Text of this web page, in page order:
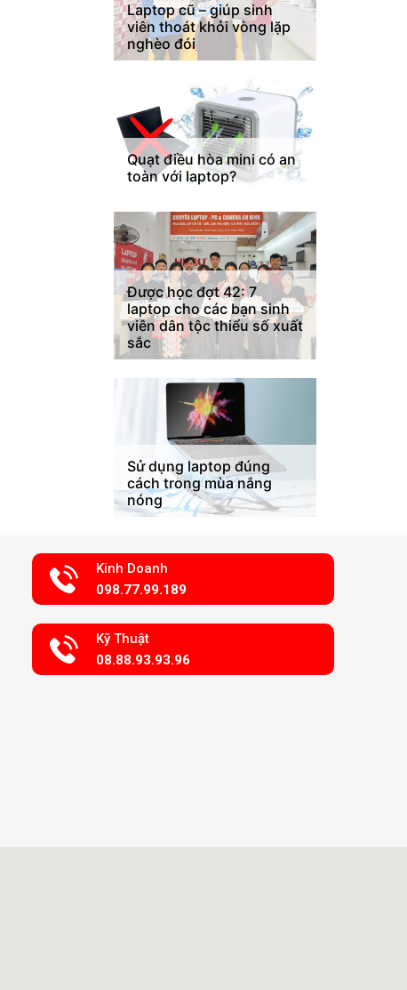
Laptop cũ – giúp sinh
viên thoát khỏi vòng lặp
nghèo đói
Quạt điều hòa mini có an
toàn với laptop?
Được học đợt 42: 7
laptop cho các bạn sinh
viên dân tộc thiểu số xuất
sắc
Sử dụng laptop đúng
cách trong mùa nắng
nóng
Kinh Doanh
098.77.99.189
Kỹ Thuật
08.88.93.93.96